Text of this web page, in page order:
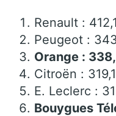
Renault :
Peugeot :
Orange :
Citroën :
E. Leclerc :
Bouygues